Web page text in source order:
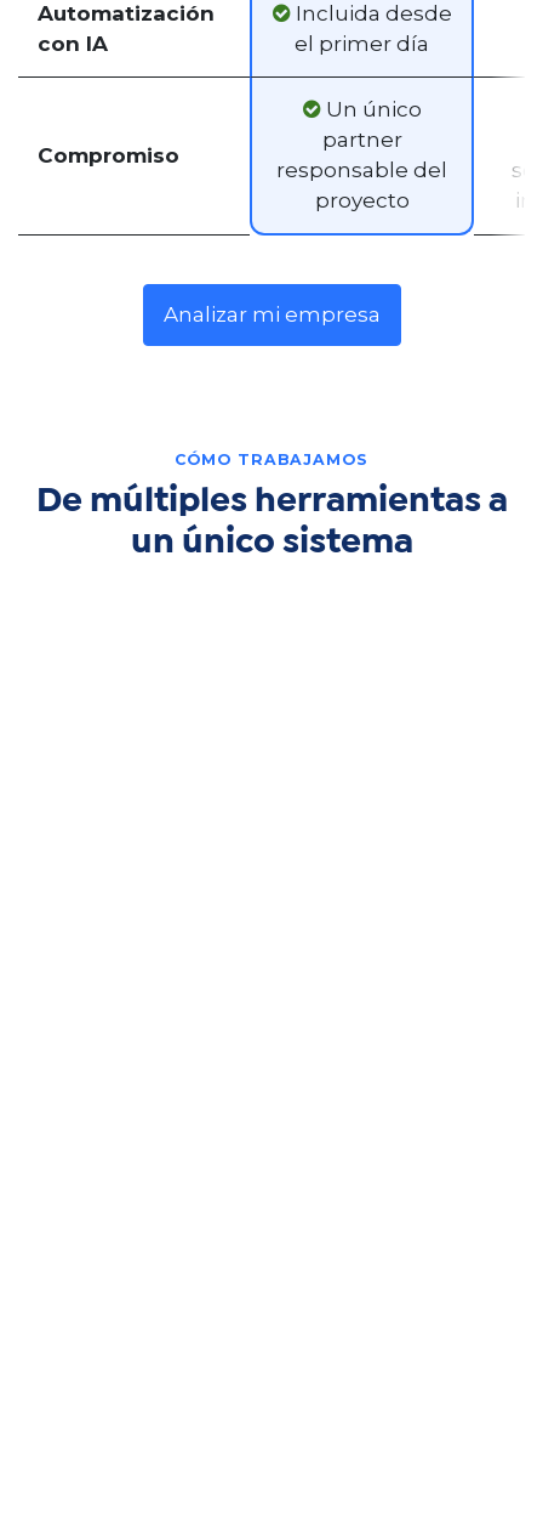
Automatización
con IA
Incluida desde
el primer día
Compromiso
Un único
partner
responsable del
proyecto
Analizar mi empresa
CÓMO TRABAJAMOS
De múltiples herramientas a
un único sistema